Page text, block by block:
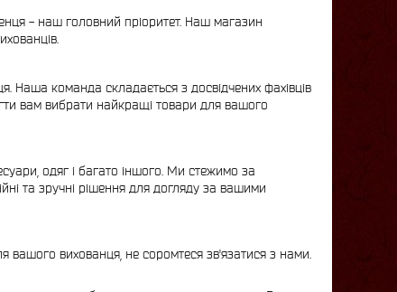
- наш головний пріоритет. Наш магазин
Наша команда складається з досвідчених фахівців
вам вибрати найкращі товари для вашого
одяг і багато іншого. Ми стежимо за
та зручні рішення для догляду за вашими
вашого вихованця, не соромтеся зв'язатися з нами.